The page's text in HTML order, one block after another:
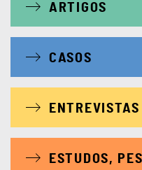
ARTIGOS
CASOS
ENTREVISTAS
ESTUDOS,